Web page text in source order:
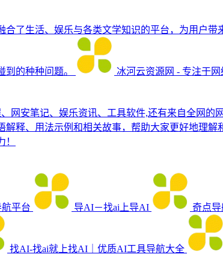
合了生活、娱乐与各类文学知识的平台，为用户
的种种问题。 冰河云资源网 - 专注于
网安笔记、娱乐资讯、工具软件,还有来自全网的
释、用法示例和相关故事，帮助大家更好地理
平台 导AI－找ai上导AI 奇点导
找AI-找ai就上找AI｜优质AI工具导航大全